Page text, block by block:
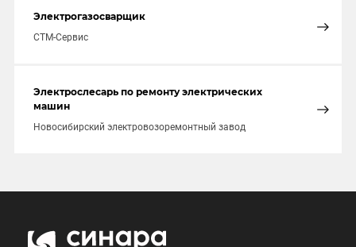
Электрогазосварщик
СТМ-Сервис
Электрослесарь по ремонту электрических
машин
Новосибирский электровозоремонтный завод